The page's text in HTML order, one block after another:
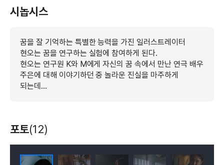
시놉시스
꿈을 잘 기억하는 특별한 능력을 가진 일러스트레이터
현오는 꿈을 연구하는 실험에 참여하게 된다.
현오는 연구원 K와 M에게 자신의 꿈 속에서 만난 연극 배우
주은에 대해 이야기하던 중 놀라운 진실을 마주하게
되는데…
포토(12)